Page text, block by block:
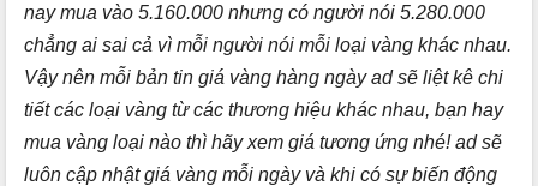
nay mua vào 5.160.000 nhưng có người nói 5.280.000
chẳng ai sai cả vì mỗi người nói mỗi loại vàng khác nhau.
Vậy nên mỗi bản tin giá vàng hàng ngày ad sẽ liệt kê chi
tiết các loại vàng từ các thương hiệu khác nhau, bạn hay
mua vàng loại nào thì hãy xem giá tương ứng nhé! ad sẽ
luôn cập nhật giá vàng mỗi ngày và khi có sự biến động